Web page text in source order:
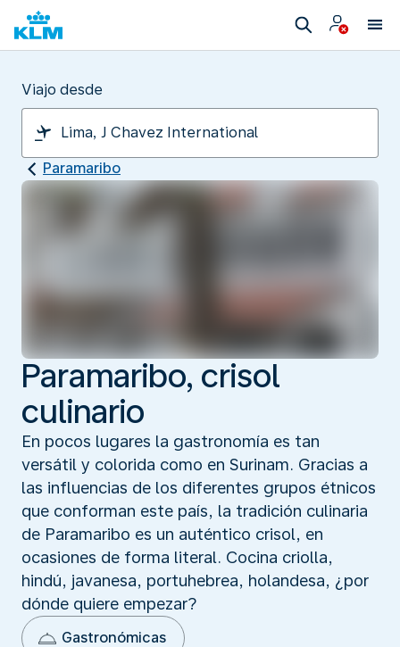
Viajo desde
Paramaribo
Paramaribo, crisol
culinario
En pocos lugares la gastronomía es tan
versátil y colorida como en Surinam. Gracias a
las influencias de los diferentes grupos étnicos
que conforman este país, la tradición culinaria
de Paramaribo es un auténtico crisol, en
ocasiones de forma literal. Cocina criolla,
hindú, javanesa, portuhebrea, holandesa, ¿por
dónde quiere empezar?
Gastronómicas